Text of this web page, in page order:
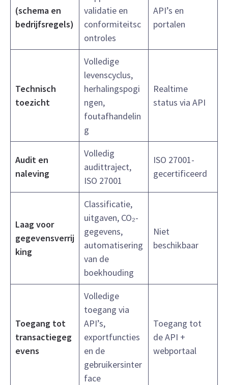
(schema en
bedrijfsregels)
validatie en
conformiteitsc
ontroles
API’s en
portalen
Technisch
toezicht
Volledige
levenscyclus,
herhalingspogi
ngen,
foutafhandelin
g
Realtime
status via API
Audit en
naleving
Volledig
audittraject,
ISO 27001
ISO 27001-
gecertificeerd
Laag voor
gegevensverrij
king
Classificatie,
uitgaven, CO₂-
gegevens,
automatisering
van de
boekhouding
Niet
beschikbaar
Toegang tot
transactiegeg
evens
Volledige
toegang via
API’s,
exportfuncties
en de
gebruikersinter
face
Toegang tot
de API +
webportaal